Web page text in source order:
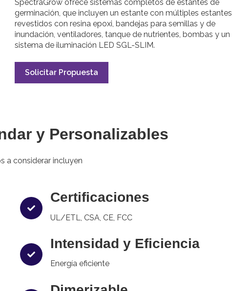
SpectraGrow ofrece sistemas completos de estantes de
germinación, que incluyen un estante con múltiples estantes
revestidos con resina epoxi, bandejas para semillas y de
inundación, ventiladores, tanque de nutrientes, bombas y un
sistema de iluminación LED SGL-SLIM.
Solicitar Propuesta
y Personalizables
a considerar incluyen
Certificaciones
UL/ETL, CSA, CE, FCC
Intensidad y Eficiencia
Energía eficiente